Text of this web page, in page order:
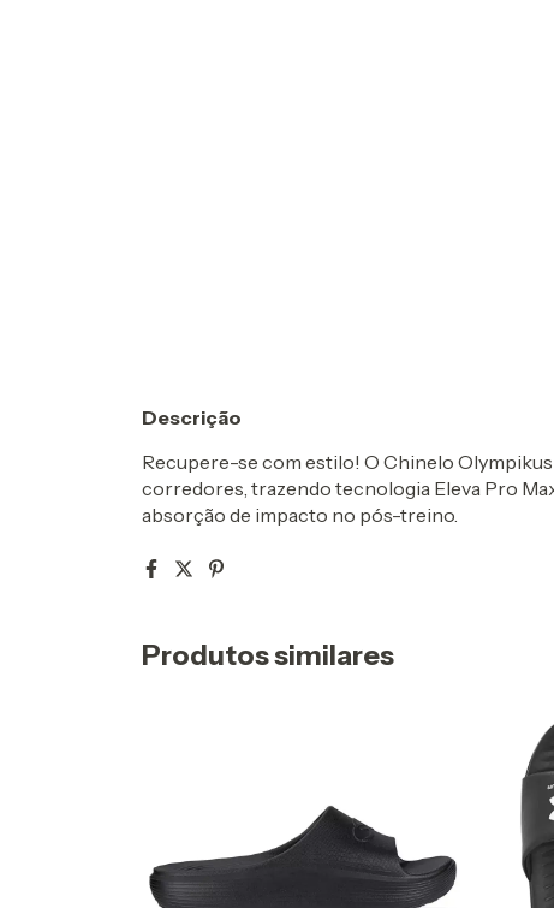
Descrição
Recupere-se com estilo! O Chinelo
corredores, trazendo tecnologia Eleva Pro
absorção de impacto no pós-treino.
Produtos similares